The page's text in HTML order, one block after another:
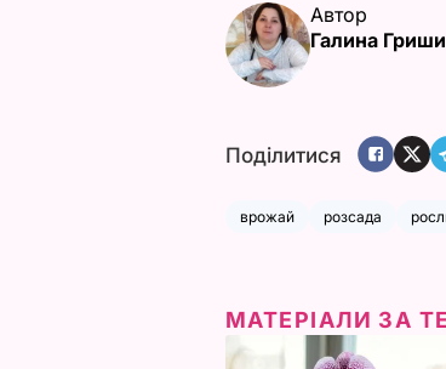
Автор
Галина
Поділитися
врожай розсада
МАТЕРІАЛИ ЗА